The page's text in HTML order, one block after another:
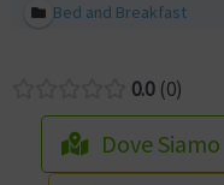
Bed and Breakfast
0.0 0
Dove Siamo